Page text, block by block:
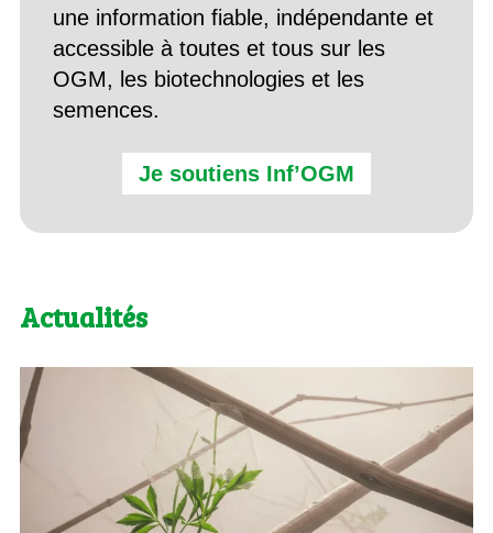
une information fiable, indépendante et
accessible à toutes et tous sur les
OGM, les biotechnologies et les
semences.
Je soutiens Inf’OGM
Actualités